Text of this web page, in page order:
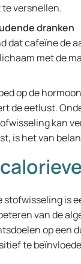
versnellen.
dranken
dat cafeïne de
met de
op de
de eetlust.
kan
is het van
stofwisseling is
van de
op een
te